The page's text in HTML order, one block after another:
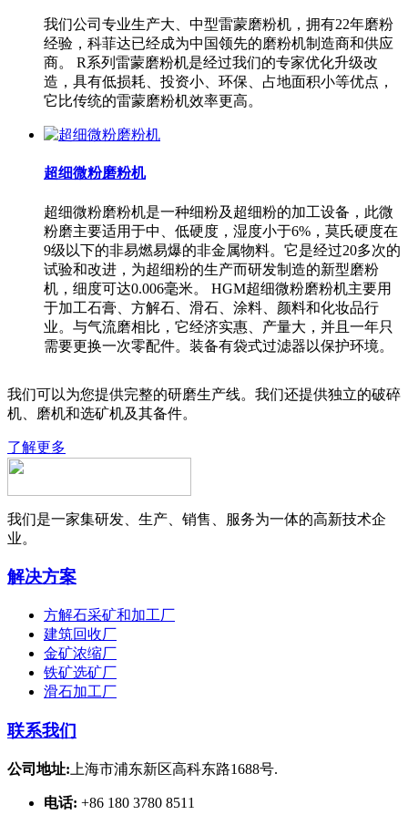
我们公司专业生产大、中型雷蒙磨粉机，拥有22年磨粉
经验，科菲达已经成为中国领先的磨粉机制造商和供应
商。 R系列雷蒙磨粉机是经过我们的专家优化升级改
造，具有低损耗、投资小、环保、占地面积小等优点，
它比传统的雷蒙磨粉机效率更高。
超细微粉磨粉机
超细微粉磨粉机是一种细粉及超细粉的加工设备，此微
粉磨主要适用于中、低硬度，湿度小于6%，莫氏硬度在
9级以下的非易燃易爆的非金属物料。它是经过20多次的
试验和改进，为超细粉的生产而研发制造的新型磨粉
机，细度可达0.006毫米。 HGM超细微粉磨粉机主要用
于加工石膏、方解石、滑石、涂料、颜料和化妆品行
业。与气流磨相比，它经济实惠、产量大，并且一年只
需要更换一次零配件。装备有袋式过滤器以保护环境。
我们可以为您提供完整的研磨生产线。我们还提供独立的破碎
机、磨机和选矿机及其备件。
了解更多
我们是一家集研发、生产、销售、服务为一体的高新技术企
业。
解决方案
方解石采矿和加工厂
建筑回收厂
金矿浓缩厂
铁矿选矿厂
滑石加工厂
联系我们
公司地址: 上海市浦东新区高科东路1688号.
电话: +86 180 3780 8511